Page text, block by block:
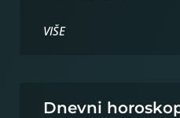
VIŠE
Dnevni